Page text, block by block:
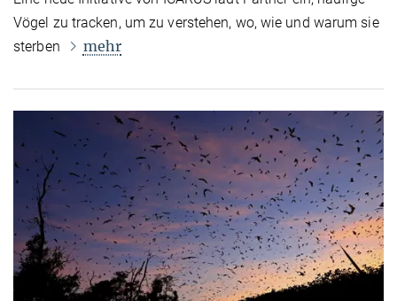
Vögel zu tracken, um zu verstehen, wo, wie und warum sie
sterben
mehr